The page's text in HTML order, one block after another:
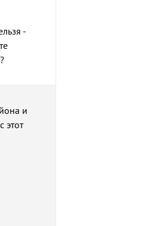
-
и
этот